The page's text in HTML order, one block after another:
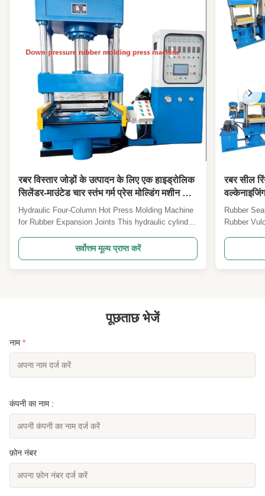
रबर विस्तार जोड़ों के उत्पादन के लिए एक हाइड्रोलिक
सिलेंडर-माउंटेड चार स्तंभ गर्म प्रेस मोल्डिंग मशीन का
उपयोग किया जाता है जिसमें एक गर्म प्लेट होती है जिसे
पानी से गर्म या ठंडा किया जा सकता है।
Hydraulic Four-Column Hot Press Molding Machine
for Rubber Expansion Joints This hydraulic cylinder-
features water-heated/cooled hot plates and is
specifically designed for manufacturing high-quality
rubber expansion joints. The machine utilizes
सर्वोत्तम मूल्य प्राप्त करें
रबर सील
Rubber
Rubber
D/Q
force 0.5
पूछताछ भेजें
नाम*
कंपनी का नाम :
फ़ोन नंबर